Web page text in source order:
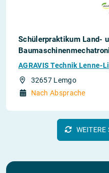
Schülerpraktikum Land-
AGRAVIS Technik Lenne-
32657 Lemgo
Nach Absprache
WEITERE